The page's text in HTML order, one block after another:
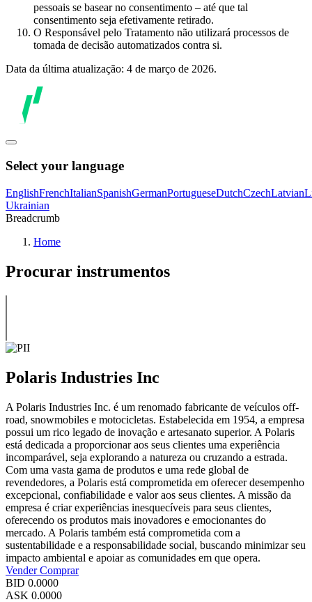
pessoais se basear no consentimento – até que tal
consentimento seja efetivamente retirado.
O Responsável pelo Tratamento não utilizará processos de
tomada de decisão automatizados contra si.
Data da última atualização: 4 de março de 2026.
Select your language
EnglishFrenchItalianSpanishGermanPortugueseDutchCzechLatvian
Ukrainian
Breadcrumb
Home
Procurar instrumentos
Polaris Industries Inc
A Polaris Industries Inc. é um renomado fabricante de veículos off-
road, snowmobiles e motocicletas. Estabelecida em 1954, a empresa
possui um rico legado de inovação e artesanato superior. A Polaris
está dedicada a proporcionar aos seus clientes uma experiência
incomparável, seja explorando a natureza ou cruzando a estrada.
Com uma vasta gama de produtos e uma rede global de
revendedores, a Polaris está comprometida em oferecer desempenho
excepcional, confiabilidade e valor aos seus clientes. A missão da
empresa é criar experiências inesquecíveis para seus clientes,
oferecendo os produtos mais inovadores e emocionantes do
mercado. A Polaris também está comprometida com a
sustentabilidade e a responsabilidade social, buscando minimizar seu
impacto ambiental e apoiar as comunidades em que opera.
VenderComprar
BID 0.0000
ASK 0.0000